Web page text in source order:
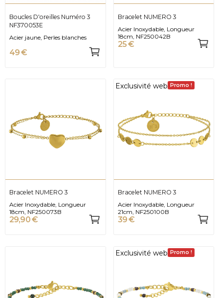
Boucles D'oreilles Numéro 3
NF370053E
Acier jaune, Perles blanches
49 €
Bracelet NUMERO 3
Acier Inoxydable, Longueur
18cm, NF250042B
25 €
Bracelet NUMERO 3
Acier Inoxydable, Longueur
18cm, NF250073B
29,90 €
Exclusivité web Promo !
Bracelet NUMERO 3
Acier Inoxydable, Longueur
21cm, NF250100B
39 €
Exclusivité web Promo !